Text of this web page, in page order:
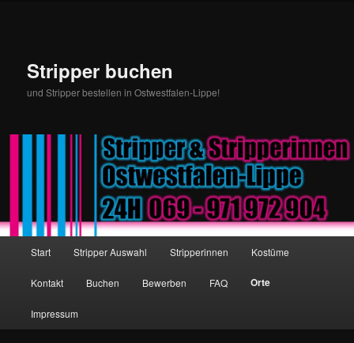
Stripper buchen
und Stripper bestellen in Ostwestfalen-Lippe!
Zum Inhalt wechseln
Zum sekundären Inhalt wechseln
Start Stripper Auswahl Stripperinnen Kostüme
Kontakt Buchen Bewerben FAQ Orte
Impressum